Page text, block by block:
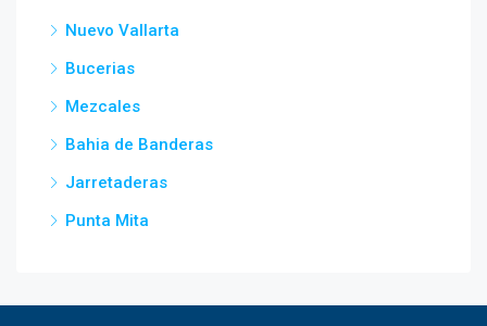
Nuevo Vallarta
Bucerias
Mezcales
Bahia de Banderas
Jarretaderas
Punta Mita